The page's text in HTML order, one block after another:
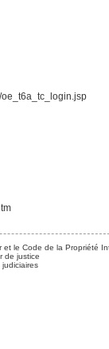
oe_t6a_tc_login.jsp
le Code de la Propriété
de justice